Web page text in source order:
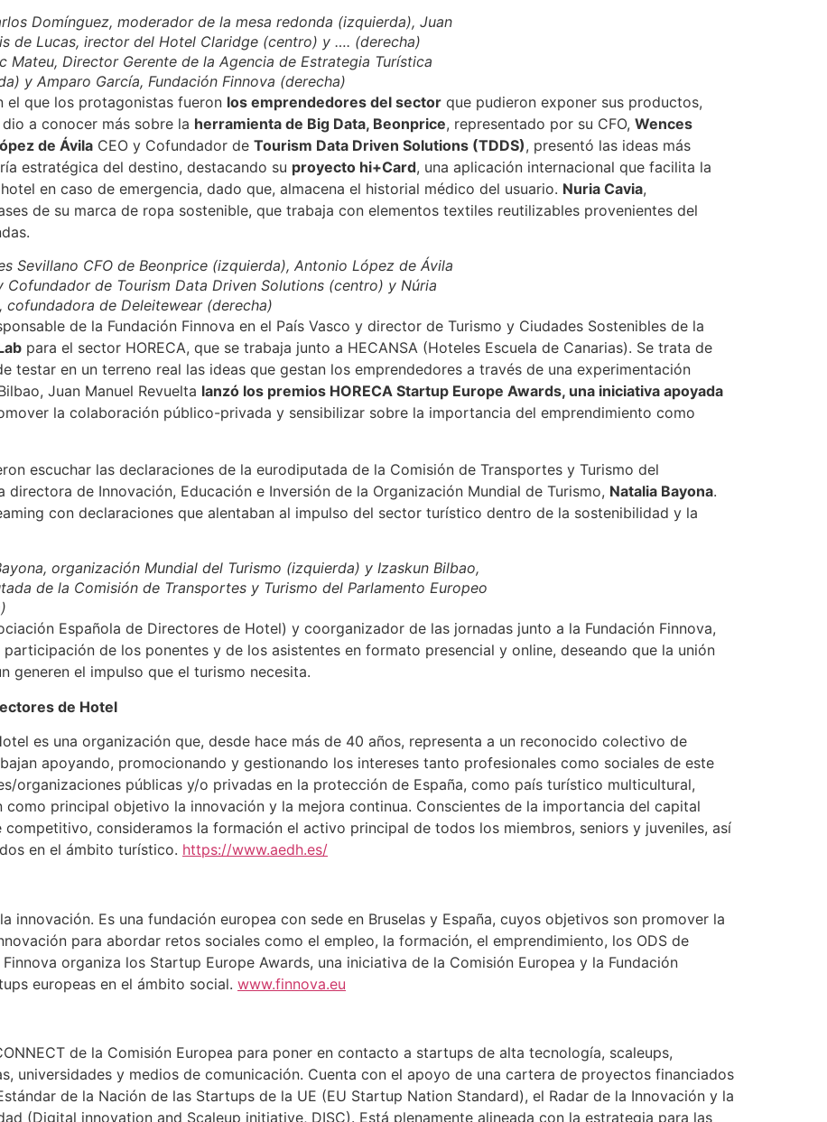
Domínguez, moderador de la mesa redonda (izquierda), Juan
de Lucas, irector del Hotel Claridge (centro) y …. (derecha)
Mateu, Director Gerente de la Agencia de Estrategia Turística
y Amparo García, Fundación Finnova (derecha)
el que los protagonistas fueron los emprendedores del sector que pudieron exponer sus productos,
a conocer más sobre la herramienta de Big Data, Beonprice, representado por su CFO, Wences
de Ávila CEO y Cofundador de Tourism Data Driven Solutions (TDDS), presentó las ideas más
estratégica del destino, destacando su proyecto hi+Card, una aplicación internacional que facilita la
en caso de emergencia, dado que, almacena el historial médico del usuario. Nuria Cavia,
de su marca de ropa sostenible, que trabaja con elementos textiles reutilizables provenientes del
Sevillano CFO de Beonprice (izquierda), Antonio López de Ávila
Cofundador de Tourism Data Driven Solutions (centro) y Núria
cofundadora de Deleitewear (derecha)
de la Fundación Finnova en el País Vasco y director de Turismo y Ciudades Sostenibles de la
para el sector HORECA, que se trabaja junto a HECANSA (Hoteles Escuela de Canarias). Se trata de
testar en un terreno real las ideas que gestan los emprendedores a través de una experimentación
Juan Manuel Revuelta lanzó los premios HORECA Startup Europe Awards, una iniciativa apoyada
la colaboración público-privada y sensibilizar sobre la importancia del emprendimiento como
escuchar las declaraciones de la eurodiputada de la Comisión de Transportes y Turismo del
directora de Innovación, Educación e Inversión de la Organización Mundial de Turismo, Natalia Bayona.
con declaraciones que alentaban al impulso del sector turístico dentro de la sostenibilidad y la
organización Mundial del Turismo (izquierda) y Izaskun Bilbao,
de la Comisión de Transportes y Turismo del Parlamento Europeo
Española de Directores de Hotel) y coorganizador de las jornadas junto a la Fundación Finnova,
de los ponentes y de los asistentes en formato presencial y online, deseando que la unión
generen el impulso que el turismo necesita.
de Hotel
es una organización que, desde hace más de 40 años, representa a un reconocido colectivo de
apoyando, promocionando y gestionando los intereses tanto profesionales como sociales de este
organizaciones públicas y/o privadas en la protección de España, como país turístico multicultural,
como principal objetivo la innovación y la mejora continua. Conscientes de la importancia del capital
competitivo, consideramos la formación el activo principal de todos los miembros, seniors y juveniles, así
en el ámbito turístico. https://www.aedh.es/
innovación. Es una fundación europea con sede en Bruselas y España, cuyos objetivos son promover la
para abordar retos sociales como el empleo, la formación, el emprendimiento, los ODS de
organiza los Startup Europe Awards, una iniciativa de la Comisión Europea y la Fundación
europeas en el ámbito social. www.finnova.eu
de la Comisión Europea para poner en contacto a startups de alta tecnología, scaleups,
universidades y medios de comunicación. Cuenta con el apoyo de una cartera de proyectos financiados
de la Nación de las Startups de la UE (EU Startup Nation Standard), el Radar de la Innovación y la
(Digital innovation and Scaleup initiative, DISC). Está plenamente alineada con la estrategia para las